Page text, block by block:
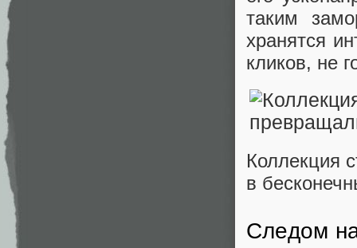
таким
хранятся
кликов, не
Коллекция
в
Следом